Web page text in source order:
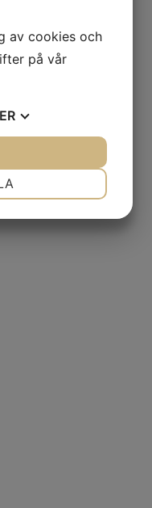
av cookies och
på vår